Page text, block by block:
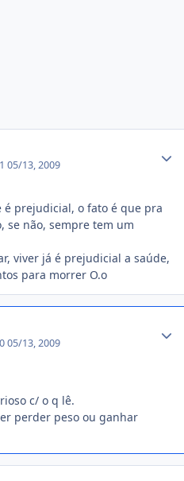
05/13, 2009
é prejudicial, o fato é que pra
se não, sempre tem um
viver já é prejudicial a saúde,
para morrer O.o
05/13, 2009
c/ o q lê.
perder peso ou ganhar